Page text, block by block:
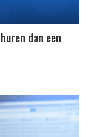
dan een